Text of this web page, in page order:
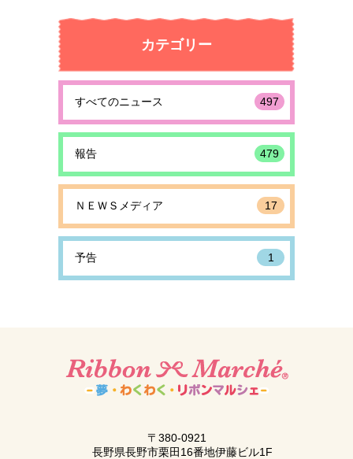
カテゴリー
すべてのニュース 497
報告 479
ＮＥＷＳメディア 17
予告 1
〒380-0921
長野県長野市栗田16番地伊藤ビル1F